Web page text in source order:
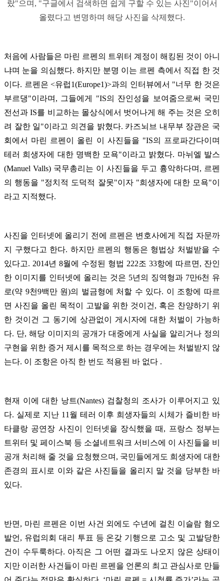
랐"으며, "구글에서 검색하면 쉽게 구할 수 있는 사진"이어서
올렸다고 변명하며 해당 사진을 삭제했다.
처음에 사람들은 마린 르펜의 트위터 계정이 해킹된 것이 아니
냐며 눈을 의심했다. 하지만 분명 이는 르펜 측에서 직접 한 것
이다. 르펜은 <유럽1(Europe1)>과의 인터뷰에서 "너무 한 것은
부르댕"이라며, 그들에게 "IS의 잔인성을 보여줌으로써 국민
전선과 IS를 비교하는 몰상식에서 벗어나게 해 주는 것은 오히
려 잘한 일"이라고 의견을 밝혔다. 카즈뇌브 내무부 장관은 국
회에서 마린 르펜이 올린 이 사진들을 "IS의 프로파간다이며
테러 희생자에 대한 명백한 모욕"이라고 밝혔다. 마뉘엘 발스
(Manuel Valls) 국무총리는 이 사진들을 두고 흉악하다며, 르펜
의 행동을 "정치적 도덕적 잘못"이자 "희생자에 대한 모욕"이
라고 지적했다.
사진을 인터넷에 올리기 전에 르펜은 변호사에게 직접 자문까
지 구했다고 한다. 하지만 르펜의 행동은 형법상 처벌받을 수
있다고. 2014년 8월에 수정된 형법 222조 33항에 따르면, 잔인
한 이미지를 인터넷에 올리는 것은 5년의 징역형과 7만6천 유
로(약 9천9백만 원)의 벌금형에 처할 수 있다. 이 조항에 따르
면 사진을 올린 목적이 고발을 위한 것이건, 혹은 찬양하기 위
한 것이건 그 동기에 상관없이 게시자에 대한 처벌이 가능하
다. 단, 해당 이미지의 공개가 대중에게 사실을 알리거나 정의
구현을 위한 증거 제시를 목적으로 하는 경우에는 처벌받지 않
는다. 이 조항은 아직 한 번도 적용된 바 없다 .
현재 이에 대한 낭트(Nantes) 검찰청의 조사가 이루어지고 있
다. 실제로 지난 11월 테러 이후 희생자들의 시체가 즐비한 바
타클랑 공연장 사진이 인터넷을 장식했을 때, 프랑스 정부는
트위터 및 페이스북 등 소셜네트워크 서비스에 이 사진들을 비
공개 처리해 줄 것을 요청했으며, 국민들에게도 희생자에 대한
존경의 표시로 이와 같은 사진들을 올리지 말 것을 당부한 바
있다.
반면, 마린 르펜은 이번 사건 외에도 수년에 걸친 이슬람 혐오
발언, 유럽의회 대리 투표 등 온갖 기행으로 고소 및 고발당한
건이 수두룩하다. 아직은 그 어떤 결과도 나오지 않은 상태이
지만 이러한 사건들이 마린 르펜을 언론의 최고 관심사로 만들